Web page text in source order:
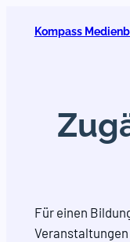
InhaltKompass
Für einen
Veranstaltungen